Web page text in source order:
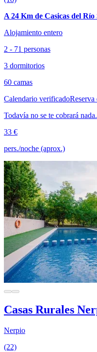
A 24 Km de Casicas del Río
Alojamiento entero
2 - 71 personas
3 dormitorios
60 camas
Calendario verificadoReserva
Todavía no se te cobrará nada.
33 €
pers./noche (aprox.)
Casas Rurales
Nerpio
(22)